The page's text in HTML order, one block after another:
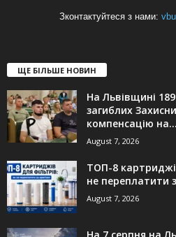
Зконтактуйтеся з нами:
ЩЕ БІЛЬШЕ НОВИН
На Львівщині
загиблих
компенсацію на...
August 7, 2026
ТОП-8
не переплатити
August 7, 2026
На 7 серпня на